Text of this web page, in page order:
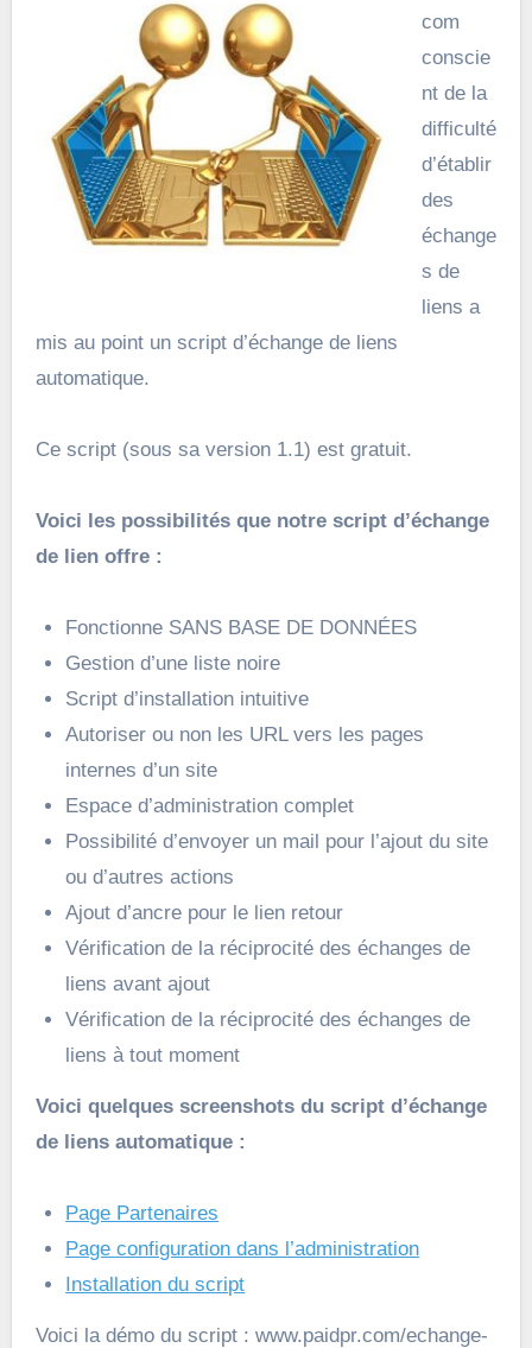
com
conscie
nt de la
difficulté
d’établir
des
échange
s de
liens a
mis au point un script d’échange de liens
automatique.
Ce script (sous sa version 1.1) est gratuit.
Voici les possibilités que notre script d’échange
de lien offre :
Fonctionne SANS BASE DE DONNÉES
Gestion d’une liste noire
Script d’installation intuitive
Autoriser ou non les URL vers les pages
internes d’un site
Espace d’administration complet
Possibilité d’envoyer un mail pour l’ajout du site
ou d’autres actions
Ajout d’ancre pour le lien retour
Vérification de la réciprocité des échanges de
liens avant ajout
Vérification de la réciprocité des échanges de
liens à tout moment
Voici quelques screenshots du script d’échange
de liens automatique :
Page Partenaires
Page configuration dans l’administration
Installation du script
Voici la démo du script : www.paidpr.com/echange-